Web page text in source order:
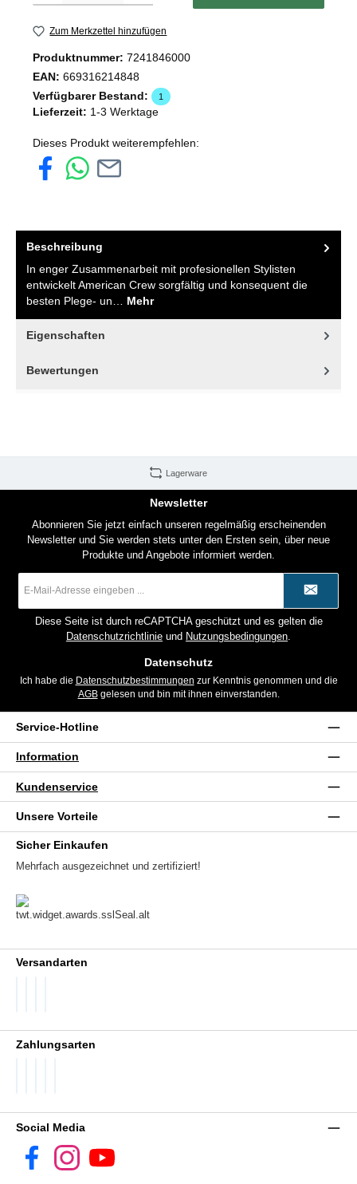
Zum Merkzettel hinzufügen
Produktnummer: 7241846000
EAN: 669316214848
Verfügbarer Bestand:
1
Lieferzeit: 1-3 Werktage
Dieses Produkt weiterempfehlen:
Beschreibung
In enger Zusammenarbeit mit profesionellen Stylisten
entwickelt American Crew sorgfältig und konsequent die
besten Plege- un…
Mehr
Eigenschaften
Bewertungen
Lagerware
Newsletter
Abonnieren Sie jetzt einfach unseren regelmäßig erscheinenden
Newsletter und Sie werden stets unter den Ersten sein, über neue
Produkte und Angebote informiert werden.
Mail-
Diese Seite ist durch reCAPTCHA geschützt und es gelten die
Datenschutzrichtlinie und Nutzungsbedingungen
Datenschutz
Ich habe die Datenschutzbestimmungen
AGBgelesen und bin mit ihnen einverstanden.
Service-Hotline
Information
Kundenservice
Unsere Vorteile
Sicher Einkaufen
Mehrfach ausgezeichnet und zertifiziert!
Versandarten
Zahlungsarten
Social Media
FacebookInstagramYouTube